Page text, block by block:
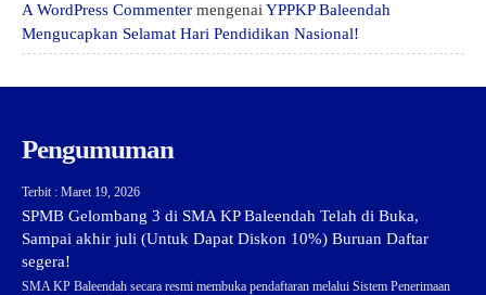
A WordPress Commenter mengenai YPPKP Baleendah
Mengucapkan Selamat Hari Pendidikan Nasional!
Pengumuman
Terbit : Maret 19, 2026
SPMB Gelombang 3 di SMA KP Baleendah Telah di Buka,
Sampai akhir juli (Untuk Dapat Diskon 10%) Buruan Daftar
segera!
SMA KP Baleendah secara resmi membuka pendaftaran melalui Sistem Penerimaan